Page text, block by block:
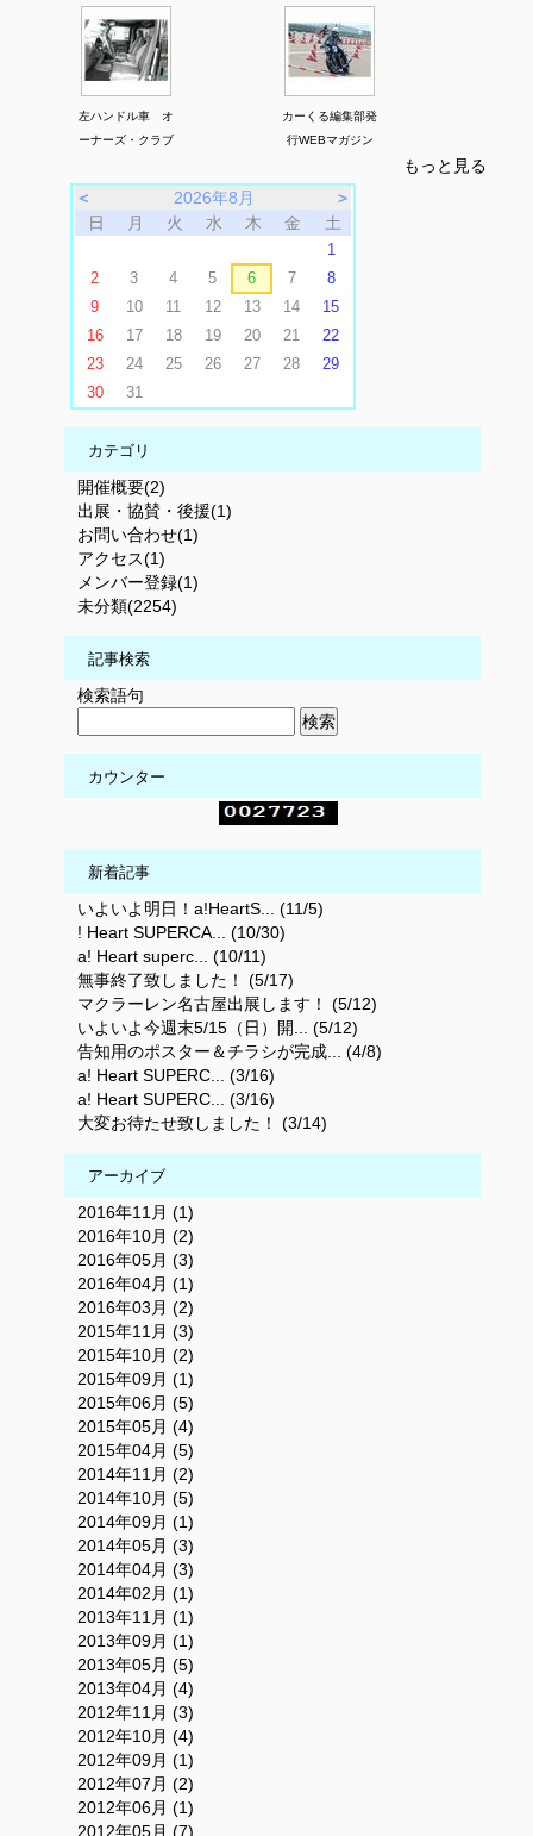
左ハンドル車 オ
ーナーズ・クラブ
カーくる編集部発
行WEBマガジン
もっと見る
＜
2026年8月
＞
日
月 火 水 木 金 土
1
2
3 4 5 6 7
8
9
10 11 12 13 14
15
16
17 18 19 20 21
22
23
24 25 26 27 28
29
30
31
カテゴリ
開催概要(2)
出展・協賛・後援(1)
お問い合わせ(1)
アクセス(1)
メンバー登録(1)
未分類(2254)
記事検索
検索語句
カウンター
新着記事
いよいよ明日！a!HeartS... (11/5)
! Heart SUPERCA... (10/30)
a! Heart superc... (10/11)
無事終了致しました！ (5/17)
マクラーレン名古屋出展します！ (5/12)
いよいよ今週末5/15（日）開... (5/12)
告知用のポスター＆チラシが完成... (4/8)
a! Heart SUPERC... (3/16)
a! Heart SUPERC... (3/16)
大変お待たせ致しました！ (3/14)
アーカイブ
2016年11月 (1)
2016年10月 (2)
2016年05月 (3)
2016年04月 (1)
2016年03月 (2)
2015年11月 (3)
2015年10月 (2)
2015年09月 (1)
2015年06月 (5)
2015年05月 (4)
2015年04月 (5)
2014年11月 (2)
2014年10月 (5)
2014年09月 (1)
2014年05月 (3)
2014年04月 (3)
2014年02月 (1)
2013年11月 (1)
2013年09月 (1)
2013年05月 (5)
2013年04月 (4)
2012年11月 (3)
2012年10月 (4)
2012年09月 (1)
2012年07月 (2)
2012年06月 (1)
2012年05月 (7)